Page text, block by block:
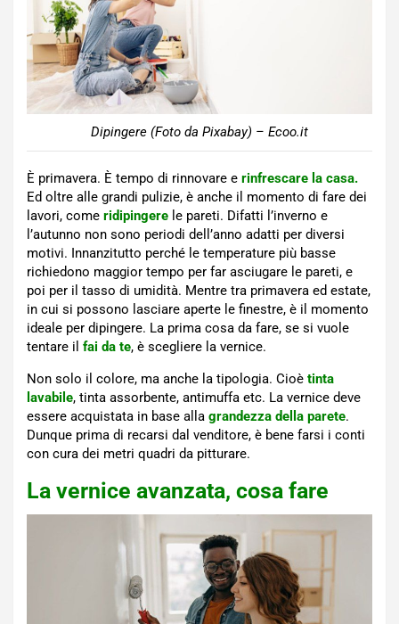
Dipingere (Foto da Pixabay) – Ecoo.it
È primavera. È tempo di rinnovare e rinfrescare la casa.
Ed oltre alle grandi pulizie, è anche il momento di fare dei
lavori, come ridipingere le pareti. Difatti l’inverno e
l’autunno non sono periodi dell’anno adatti per diversi
motivi. Innanzitutto perché le temperature più basse
richiedono maggior tempo per far asciugare le pareti, e
poi per il tasso di umidità. Mentre tra primavera ed estate,
in cui si possono lasciare aperte le finestre, è il momento
ideale per dipingere. La prima cosa da fare, se si vuole
tentare il fai da te, è scegliere la vernice.
Non solo il colore, ma anche la tipologia. Cioè tinta
lavabile, tinta assorbente, antimuffa etc. La vernice deve
essere acquistata in base alla grandezza della parete.
Dunque prima di recarsi dal venditore, è bene farsi i conti
con cura dei metri quadri da pitturare.
La vernice avanzata, cosa fare